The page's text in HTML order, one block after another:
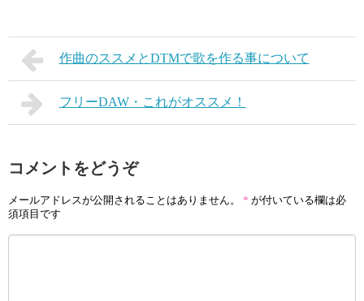
作曲のススメとDTMで歌を作る事について
フリーDAW・これがオススメ！
コメントをどうぞ
メールアドレスが公開されることはありません。 * が付いている欄は必
須項目です